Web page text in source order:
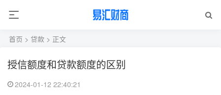
首页 > 贷款 > 正文
授信额度和贷款额度的区别
2024-01-12 22:40:21